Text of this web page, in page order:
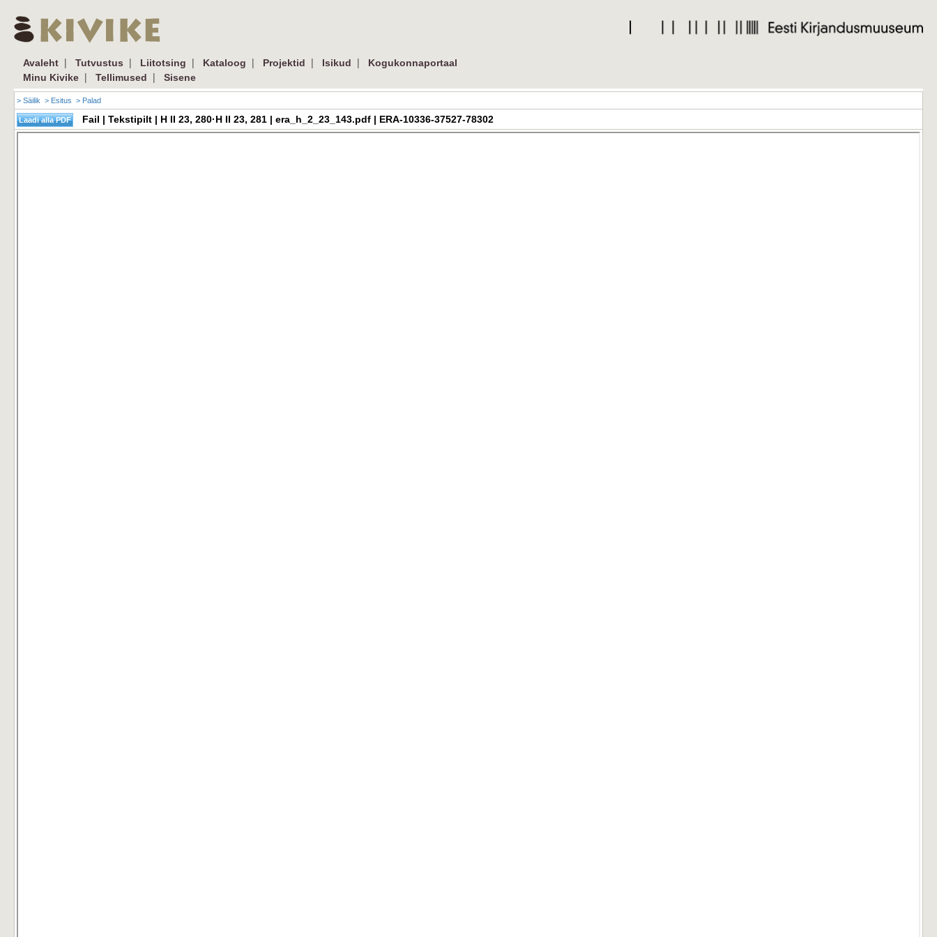
Avaleht | Tutvustus | Liitotsing | Kataloog | Projektid | Isikud |
Kogukonnaportaal
Minu Kivike | Tellimused | Sisene
> Säilik > Esitus > Palad
Fail | Tekstipilt | H II 23, 280·H II 23, 281 | era_h_2_23_143.pdf | ERA-10336-37527-78302